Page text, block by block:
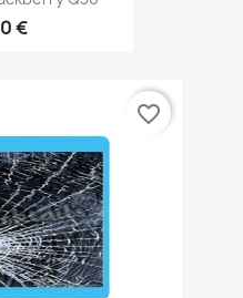
€
favorite_border